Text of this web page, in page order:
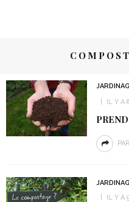
IL Y A
IL Y A